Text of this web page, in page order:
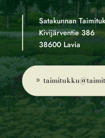
Satakunnan
Kivijärventie 386
38600 Lavia